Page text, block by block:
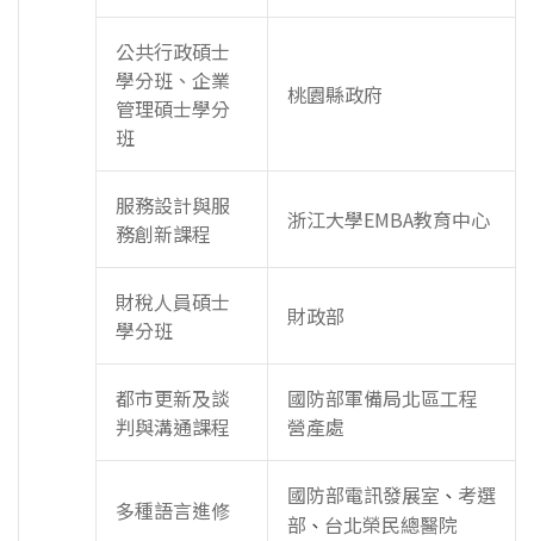
公共行政碩士
學分班、企業
管理碩士學分
班
桃園縣政府
服務設計與服
務創新課程
浙江大學EMBA教育中心
財稅人員碩士
學分班
財政部
都市更新及談
判與溝通課程
國防部軍備局北區工程
營產處
多種語言進修
國防部電訊發展室 、 考選
部 、 台北榮民總醫院